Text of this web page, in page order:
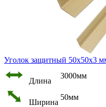
Уголок защитный 50х50х3
Длина
3000мм
Ширина
50мм